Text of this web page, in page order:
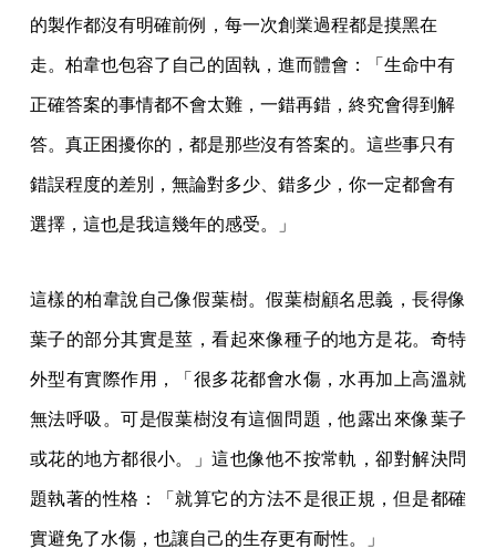
的製作都沒有明確前例，每一次創業過程都是摸黑在
走。柏韋也包容了自己的固執，進而體會：「生命中有
正確答案的事情都不會太難，一錯再錯，終究會得到解
答。真正困擾你的，都是那些沒有答案的。這些事只有
錯誤程度的差別，無論對多少、錯多少，你一定都會有
選擇，這也是我這幾年的感受。」
這樣的柏韋說自己像假葉樹。假葉樹顧名思義，長得像
葉子的部分其實是莖，看起來像種子的地方是花。奇特
外型有實際作用，「很多花都會水傷，水再加上高溫就
無法呼吸。可是假葉樹沒有這個問題，他露出來像葉子
或花的地方都很小。」這也像他不按常軌，卻對解決問
題執著的性格：「就算它的方法不是很正規，但是都確
實避免了水傷，也讓自己的生存更有耐性。」